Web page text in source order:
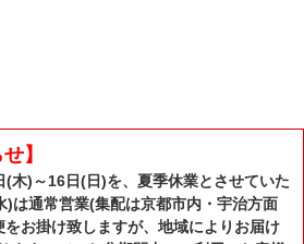
】
木)～16日(日)を、夏季休業とさせていた
)は通常営業(集配は京都市内・宇治方面
お掛け致しますが、地域によりお届け